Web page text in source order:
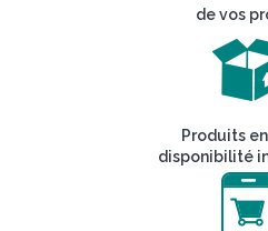
de vos
Produits
disponibilité